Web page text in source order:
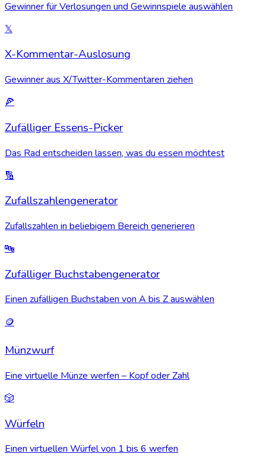
Gewinner für Verlosungen und Gewinnspiele auswählen
𝕏
X-Kommentar-Auslosung
Gewinner aus X/Twitter-Kommentaren ziehen
🍕
Zufälliger Essens-Picker
Das Rad entscheiden lassen, was du essen möchtest
🔢
Zufallszahlengenerator
Zufallszahlen in beliebigem Bereich generieren
🔤
Zufälliger Buchstabengenerator
Einen zufälligen Buchstaben von A bis Z auswählen
🪙
Münzwurf
Eine virtuelle Münze werfen – Kopf oder Zahl
🎲
Würfeln
Einen virtuellen Würfel von 1 bis 6 werfen